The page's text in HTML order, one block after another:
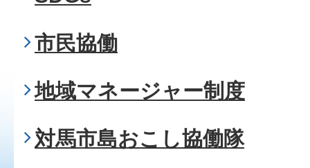
市民協働
地域マネージャー制度
対馬市島おこし協働隊